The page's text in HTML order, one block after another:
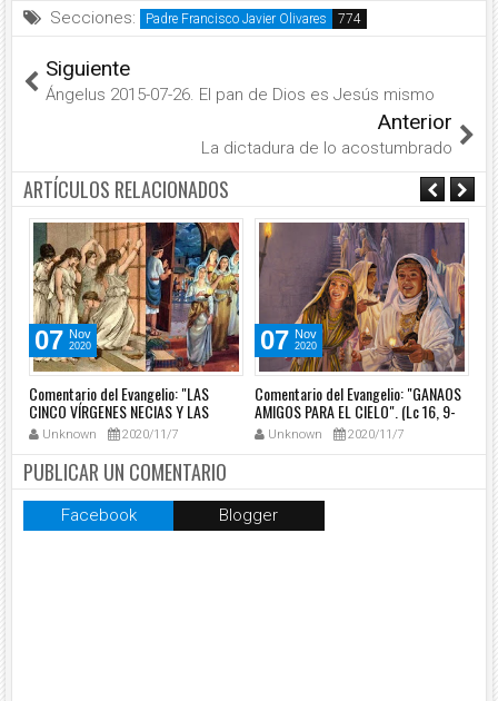
Secciones: Padre Francisco Javier Olivares
Siguiente
Ángelus 2015-07-26. El pan de Dios es Jesús mismo
Anterior
La dictadura de lo acostumbrado
ARTÍCULOS RELACIONADOS
07 Nov
2020
Comentario del Evangelio: "LAS
CINCO VÍRGENES NECIAS Y LAS
CINCO PRUDENTES".(Mt 25, 1-13).
Unknown 2020/11/7
07 Nov
2020
Comentario del Evangelio: "GANAOS
AMIGOS PARA EL CIELO". (Lc 16, 9-
15).Unknown 2020/11/7
PUBLICAR UN COMENTARIO
Facebook Blogger